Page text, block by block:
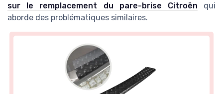
sur le remplacement du pare-brise Citroën qui
aborde des problématiques similaires.